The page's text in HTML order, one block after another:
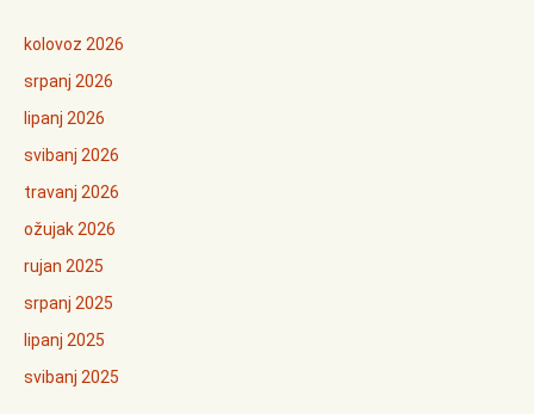
kolovoz 2026
srpanj 2026
lipanj 2026
svibanj 2026
travanj 2026
ožujak 2026
rujan 2025
srpanj 2025
lipanj 2025
svibanj 2025